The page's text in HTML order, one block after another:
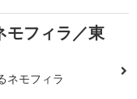
モフィラ／東
ネモフィラ